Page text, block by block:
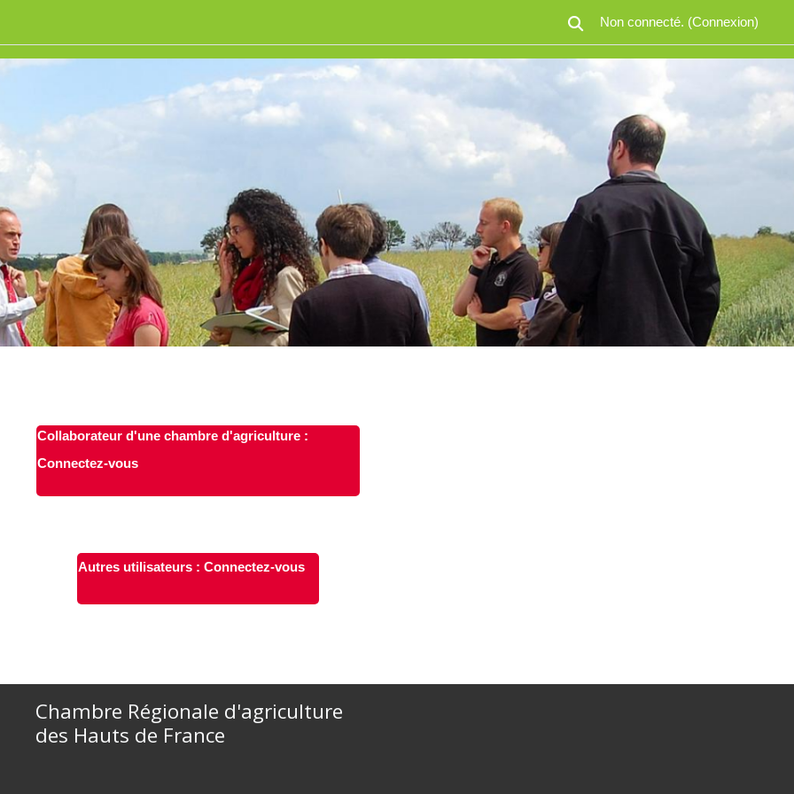
Activer/désactiver la saisie de
Non connecté. (Connexion)
Collaborateur d'une chambre d'agriculture :
Connectez-vous
Autres utilisateurs : Connectez-vous
Chambre Régionale d'agriculture
des Hauts de France